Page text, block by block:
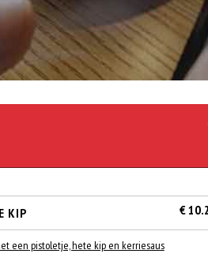
KIP €
een pistoletje, hete kip en kerriesaus